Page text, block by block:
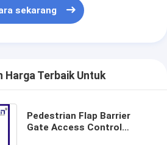
Kontrol Akses
sekarang
Harga Terbaik Untuk
Pedestrian Flap Barrier
Gate Access Control